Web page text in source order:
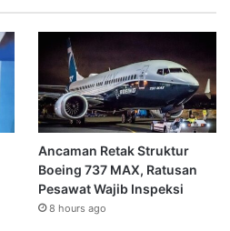
Ancaman Retak Struktur
Boeing 737 MAX, Ratusan
Pesawat Wajib Inspeksi
8 hours ago